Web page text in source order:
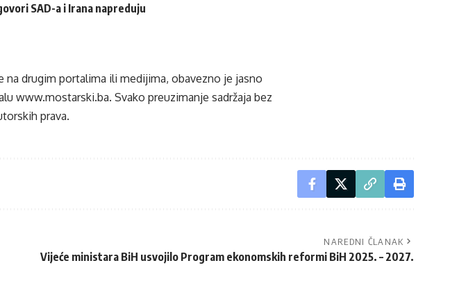
SAD-a i Irana napreduju
drugim portalima ili medijima, obavezno je jasno
www.mostarski.ba. Svako preuzimanje sadržaja bez
prava.
NAREDNI ČLANAK
Vijeće ministara BiH usvojilo Program ekonomskih reformi BiH 2025. – 2027.